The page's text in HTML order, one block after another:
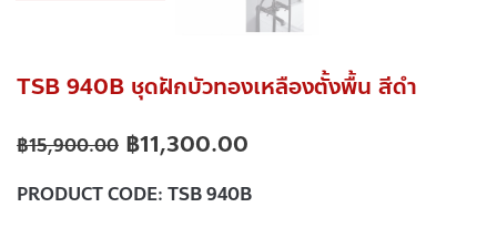
TSB 940B ชุดฝักบัวทองเหลืองตั้งพื้น สีดำ
฿15,900.00 ฿11,300.00
PRODUCT CODE: TSB 940B